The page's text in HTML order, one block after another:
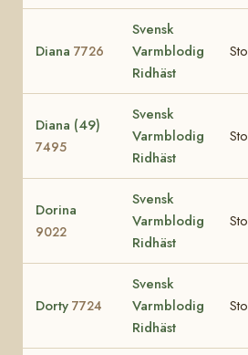
Diana 7726
Svensk
Varmblodig
Ridhäst
Sto
Diana (49)
7495
Svensk
Varmblodig
Ridhäst
Sto
Dorina
9022
Svensk
Varmblodig
Ridhäst
Sto
Dorty 7724
Svensk
Varmblodig
Ridhäst
Sto